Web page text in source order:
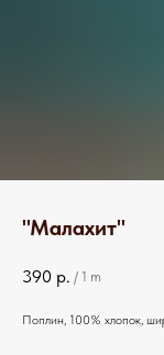
"Малахит"
390 р. / 1 m
Поплин, 100% хлопок,